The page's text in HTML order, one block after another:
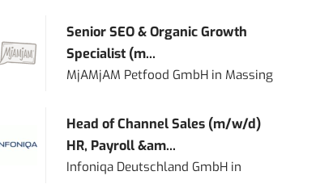
Senior SEO & Organic Growth
Specialist (m...
MjAMjAM Petfood GmbH in Massing
Head of Channel Sales (m/w/d)
HR, Payroll &am...
Infoniqa Deutschland GmbH in